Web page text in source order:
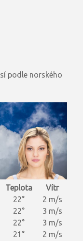
podle norského
Teplota
Vítr
22°
2 m/s
22°
3 m/s
22°
3 m/s
21°
2 m/s